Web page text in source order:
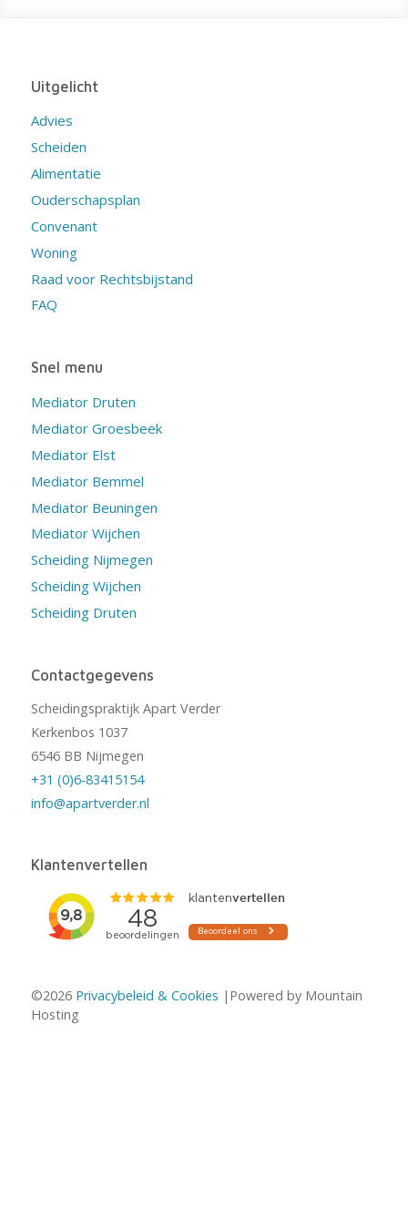
Uitgelicht
Advies
Scheiden
Alimentatie
Ouderschapsplan
Convenant
Woning
Raad voor Rechtsbijstand
FAQ
Snel menu
Mediator Druten
Mediator Groesbeek
Mediator Elst
Mediator Bemmel
Mediator Beuningen
Mediator Wijchen
Scheiding Nijmegen
Scheiding Wijchen
Scheiding Druten
Contactgegevens
Scheidingspraktijk Apart Verder
Kerkenbos 1037
6546 BB Nijmegen
+31 (0)6-83415154
info@apartverder.nl
Klantenvertellen
©2026 Privacybeleid & Cookies |Powered by Mountain
Hosting